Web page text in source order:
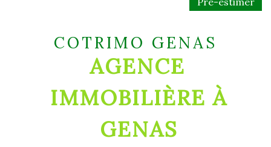
COTRIMO GENAS
AGENCE
IMMOBILIÈRE À
GENAS